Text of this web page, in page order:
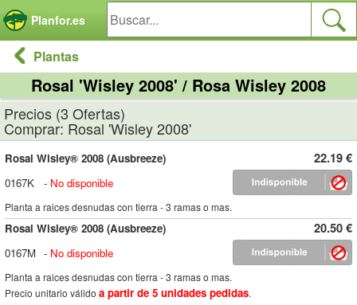
Planfor.es
Plantas
Rosal 'Wisley 2008' / Rosa Wisley 2008
Precios (3 Ofertas)
Comprar: Rosal 'Wisley 2008'
22.19 €
Rosal Wisley® 2008 (Ausbreeze)
0167K
- No disponible
Planta a raices desnudas con tierra - 3 ramas o mas.
20.50 €
Rosal Wisley® 2008 (Ausbreeze)
0167M - No disponible
Planta a raices desnudas con tierra - 3 ramas o mas.
Precio unitario válido a partir de 5 unidades pedidas.
Panel de gestión de cookies